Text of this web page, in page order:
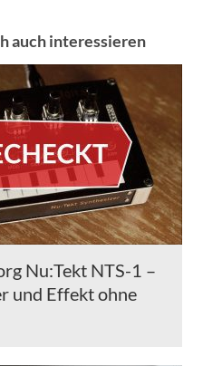
auch interessieren
Nu:Tekt NTS-1 –
und Effekt ohne